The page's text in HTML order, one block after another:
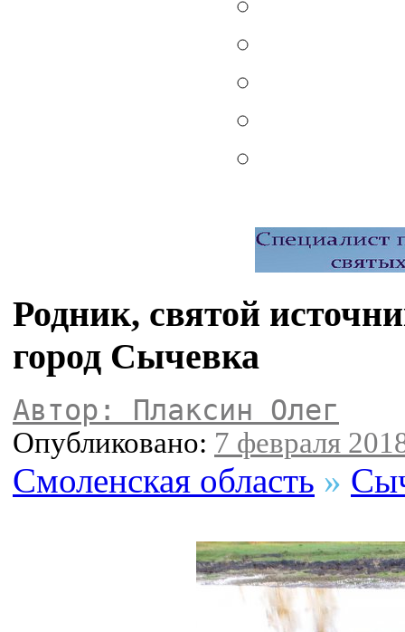
Родник, святой
город Сычевка
Автор: Плаксин Олег
Опубликовано: 7 февраля
Смоленская область »